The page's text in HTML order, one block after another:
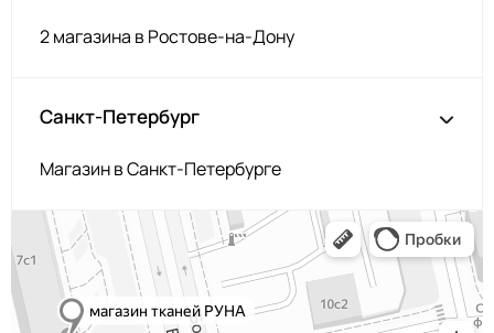
2 магазина в Ростове-на-Дону
Санкт-Петербург
Магазин в Санкт-Петербурге